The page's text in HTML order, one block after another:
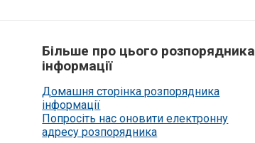
Більше про цього розпорядника
інформації
Домашня сторінка розпорядника
інформації
Попросіть нас оновити електронну
адресу розпорядника